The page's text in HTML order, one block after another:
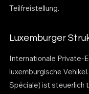
Teilfreistellung.
Luxemburger
Internationale Private-
luxemburgische
Spéciale) ist steuerlich